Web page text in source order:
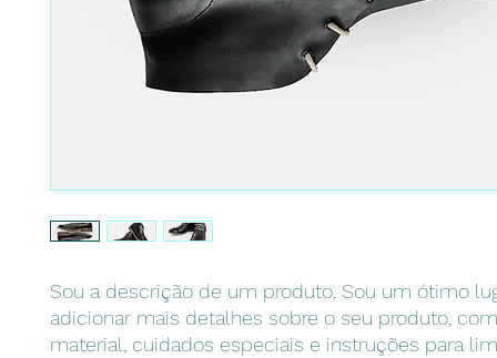
Sou a descrição de um produto. Sou um ótimo
adicionar mais detalhes sobre o seu produto,
material, cuidados especiais e instruções para